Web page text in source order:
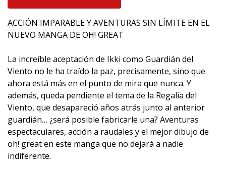
ACCIÓN IMPARABLE Y AVENTURAS SIN LÍMITE EN EL
NUEVO MANGA DE OH! GREAT
La increíble aceptación de Ikki como Guardián del
Viento no le ha traído la paz, precisamente, sino que
ahora está más en el punto de mira que nunca. Y
además, queda pendiente el tema de la Regalía del
Viento, que desapareció años atrás junto al anterior
guardián… ¿será posible fabricarle una? Aventuras
espectaculares, acción a raudales y el mejor dibujo de
oh! great en este manga que no dejará a nadie
indiferente.